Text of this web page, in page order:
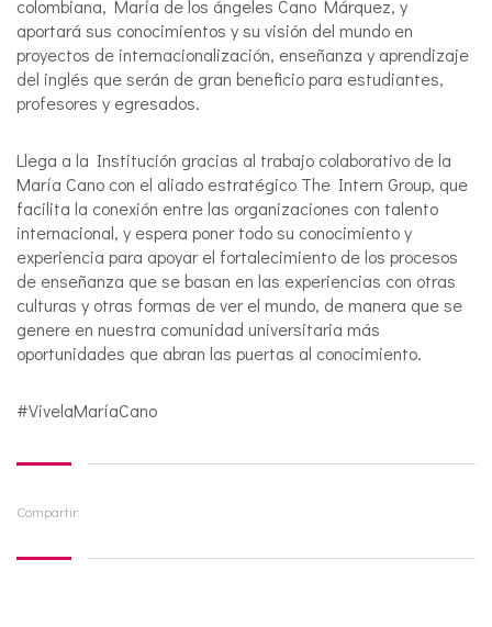
colombiana, María de los ángeles Cano Márquez, y
aportará sus conocimientos y su visión del mundo en
proyectos de internacionalización, enseñanza y aprendizaje
del inglés que serán de gran beneficio para estudiantes,
profesores y egresados.
Llega a la Institución gracias al trabajo colaborativo de la
María Cano con el aliado estratégico The Intern Group, que
facilita la conexión entre las organizaciones con talento
internacional, y espera poner todo su conocimiento y
experiencia para apoyar el fortalecimiento de los procesos
de enseñanza que se basan en las experiencias con otras
culturas y otras formas de ver el mundo, de manera que se
genere en nuestra comunidad universitaria más
oportunidades que abran las puertas al conocimiento.
#VivelaMaríaCano
Compartir: